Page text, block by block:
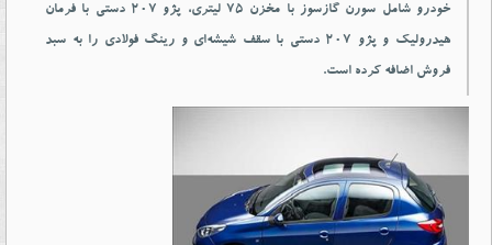
خودرو شامل سورن گازسوز با مخزن ۷۵ لیتری، پژو ۲۰۷ دستی با فرمان
هیدرولیک و پژو ۲۰۷ دستی با سقف شیشه‌ای و رینگ فولادی را به سبد
فروش اضافه کرده است.